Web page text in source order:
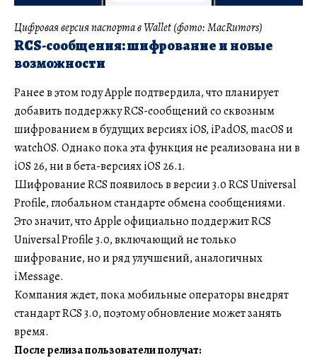
Цифровая версия паспорта в Wallet (фото: MacRumors)
RCS-сообщения: шифрование и новые
возможности
Ранее в этом году Apple подтвердила, что планирует
добавить поддержку RCS-сообщений со сквозным
шифрованием в будущих версиях iOS, iPadOS, macOS и
watchOS. Однако пока эта функция не реализована ни в
iOS 26, ни в бета-версиях iOS 26.1.
Шифрование RCS появилось в версии 3.0 RCS Universal
Profile, глобальном стандарте обмена сообщениями.
Это значит, что Apple официально поддержит RCS
Universal Profile 3.0, включающий не только
шифрование, но и ряд улучшений, аналогичных
iMessage.
Компания ждет, пока мобильные операторы внедрят
стандарт RCS 3.0, поэтому обновление может занять
время.
После релиза пользователи получат: